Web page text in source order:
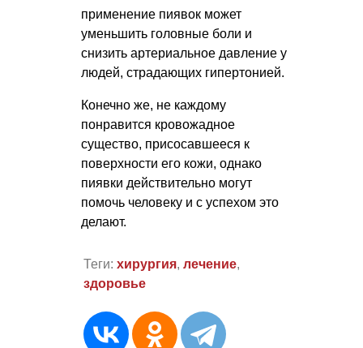
применение пиявок может
уменьшить головные боли и
снизить артериальное давление у
людей, страдающих гипертонией.
Конечно же, не каждому
понравится кровожадное
существо, присосавшееся к
поверхности его кожи, однако
пиявки действительно могут
помочь человеку и с успехом это
делают.
Теги: хирургия, лечение,
здоровье